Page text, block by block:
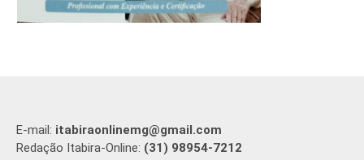
E-mail: itabiraonlinemg@gmail.com
Redação Itabira-Online: (31) 98954-7212